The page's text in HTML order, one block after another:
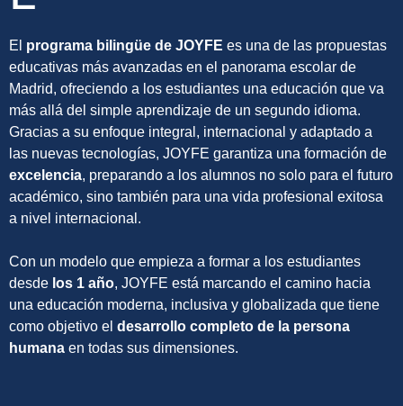
El programa bilingüe de JOYFE es una de las propuestas
educativas más avanzadas en el panorama escolar de
Madrid, ofreciendo a los estudiantes una educación que va
más allá del simple aprendizaje de un segundo idioma.
Gracias a su enfoque integral, internacional y adaptado a
las nuevas tecnologías, JOYFE garantiza una formación de
excelencia, preparando a los alumnos no solo para el futuro
académico, sino también para una vida profesional exitosa
a nivel internacional.
Con un modelo que empieza a formar a los estudiantes
desde los 1 año, JOYFE está marcando el camino hacia
una educación moderna, inclusiva y globalizada que tiene
como objetivo el desarrollo completo de la persona
humana en todas sus dimensiones.